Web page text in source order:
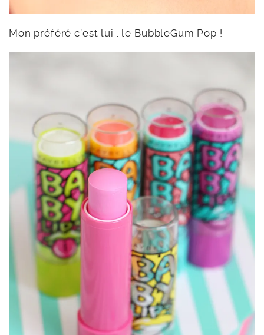
Mon préféré c’est lui : le BubbleGum Pop !